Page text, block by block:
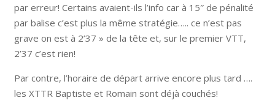
par erreur! Certains avaient-ils l’info car à 15″ de pénalité
par balise c’est plus la même stratégie….. ce n’est pas
grave on est à 2’37 » de la tête et, sur le premier VTT,
2’37 c’est rien!
Par contre, l’horaire de départ arrive encore plus tard ….
les XTTR Baptiste et Romain sont déjà couchés!